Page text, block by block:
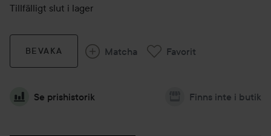
Tillfälligt slut i lager
BEVAKA Matcha Favorit
Se prishistorik Finns inte i butik